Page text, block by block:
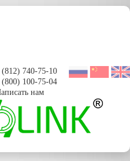
(812) 740-75-10
(800) 100-75-04
нам